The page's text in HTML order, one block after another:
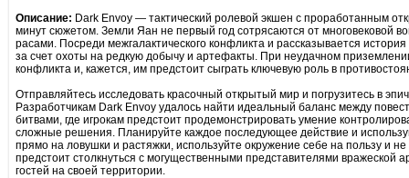
Описание: Dark Envoy — тактический ролевой экшен с проработанным
минут сюжетом. Земли Яан не первый год сотрясаются от многовековой
расами. Посреди межгалактического конфликта и рассказывается
за счет охоты на редкую добычу и артефакты. При неудачном
конфликта и, кажется, им предстоит сыграть ключевую роль в
Отправляйтесь исследовать красочный открытый мир и погрузитесь в
Разработчикам Dark Envoy удалось найти идеальный баланс между
битвами, где игрокам предстоит продемонстрировать умение
сложные решения. Планируйте каждое последующее действие и
прямо на ловушки и растяжки, используйте окружение себе на пользу и
предстоит столкнуться с могущественными представителями
гостей на своей территории.